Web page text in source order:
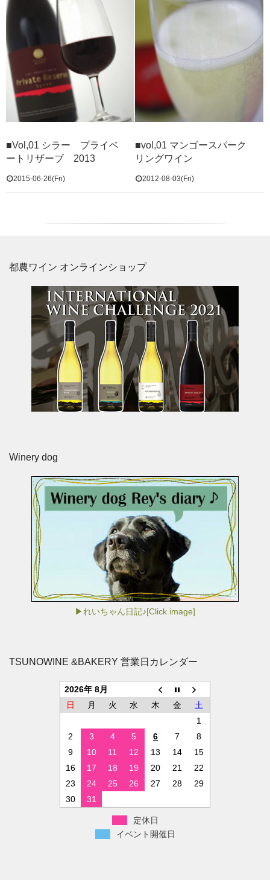
■Vol,01 シラー プライベ
ートリザーブ 2013
2015-06-26(Fri)
■vol,01 マンゴースパーク
リングワイン
2012-08-03(Fri)
都農ワイン オンラインショップ
Winery dog
▶れいちゃん日記♪[Click image]
TSUNOWINE &BAKERY 営業日カレンダー
2026年 8月
日
月 火 水 木 金
土
1
2
3 4 5 6 7
8
9
10 11 12 13 14
15
16
17 18 19 20 21
22
23
24 25 26 27 28
29
30
31
定休日
イベント開催日